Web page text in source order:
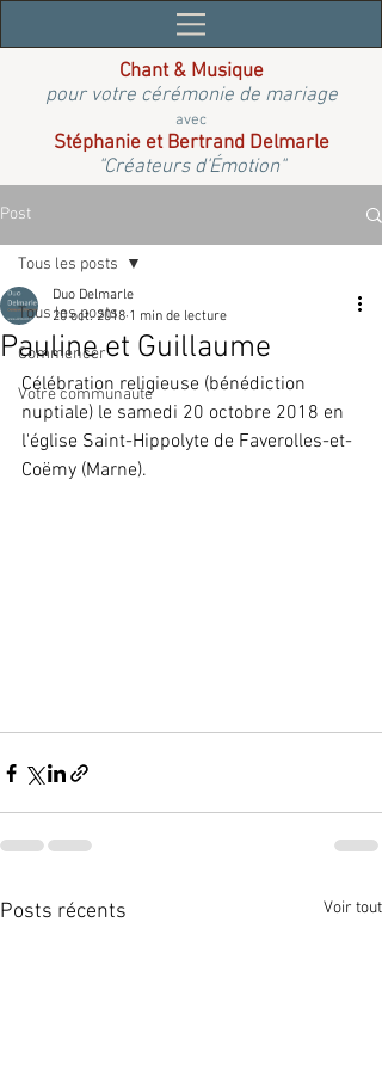
Chant & Musique
pour votre cérémonie de mariage
avec
Stéphanie et Bertrand Delmarle
"Créateurs d'Émotion"
Post
Tous les posts
Commencer
Votre communauté
Tous les posts
Pauline et Guillaume
Duo Delmarle
20 oct. 2018 1 min de lecture
Célébration religieuse (bénédiction
nuptiale) le samedi 20 octobre 2018 en
l'église Saint-Hippolyte de Faverolles-et-
Coëmy (Marne).
Posts récents Voir tout